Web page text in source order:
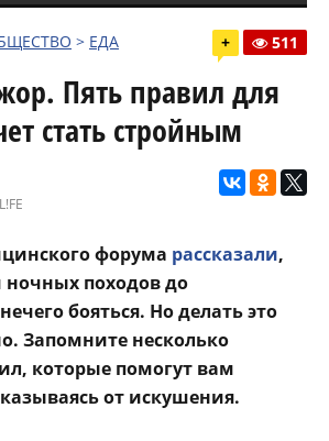
> ЕДА + 511
Пять правил для
стать стройным
L!FE
форума рассказали,
походов до
бояться. Но делать это
Запомните несколько
которые помогут вам
от искушения.